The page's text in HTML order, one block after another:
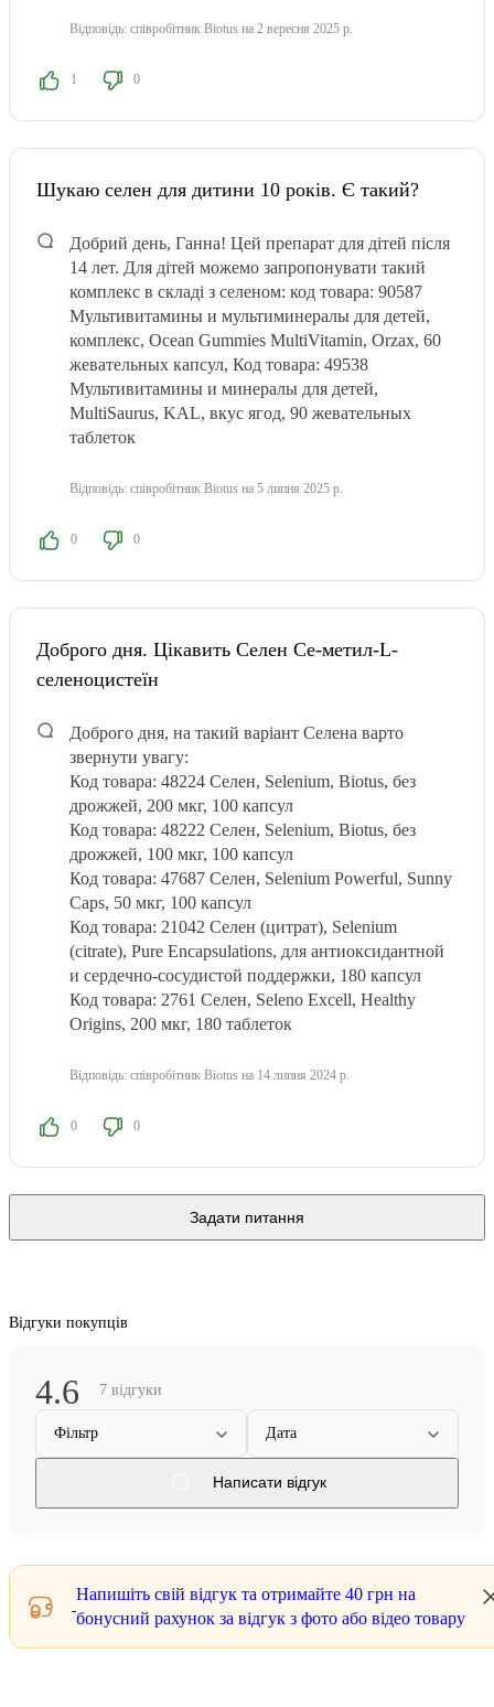
Відповідь: співробітник Biotus на 2 вересня 2025 р.
1 0
Шукаю селен для дитини 10 років. Є такий?
Добрий день, Ганна! Цей препарат для дітей після
14 лет. Для дітей можемо запропонувати такий
комплекс в складі з селеном: код товара: 90587
Мультивитамины и мультиминералы для детей,
комплекс, Ocean Gummies MultiVitamin, Orzax, 60
жевательных капсул, Код товара: 49538
Мультивитамины и минералы для детей,
MultiSaurus, KAL, вкус ягод, 90 жевательных
таблеток
Відповідь: співробітник Biotus на 5 липня 2025 р.
0 0
Доброго дня. Цікавить Селен Се-метил-L-
селеноцистеїн
Доброго дня, на такий варіант Селена варто
звернути увагу:
Код товара: 48224 Селен, Selenium, Biotus, без
дрожжей, 200 мкг, 100 капсул
Код товара: 48222 Селен, Selenium, Biotus, без
дрожжей, 100 мкг, 100 капсул
Код товара: 47687 Селен, Selenium Powerful, Sunny
Caps, 50 мкг, 100 капсул
Код товара: 21042 Селен (цитрат), Selenium
(citrate), Pure Encapsulations, для антиоксидантной
и сердечно-сосудистой поддержки, 180 капсул
Код товара: 2761 Селен, Seleno Excell, Healthy
Origins, 200 мкг, 180 таблеток
Відповідь: співробітник Biotus на 14 липня 2024 р.
0 0
Задати питання
Відгуки покупців
4.6 7 відгуки
Фільтр Дата
Написати відгук
Напишіть свій відгук та отримайте 40 грн на
бонусний рахунок за відгук з фото або відео товару